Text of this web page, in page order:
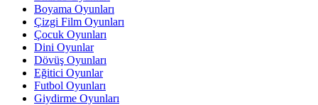
Boyama Oyunları
Çizgi Film Oyunları
Çocuk Oyunları
Dini Oyunlar
Dövüş Oyunları
Eğitici Oyunlar
Futbol Oyunları
Giydirme Oyunları